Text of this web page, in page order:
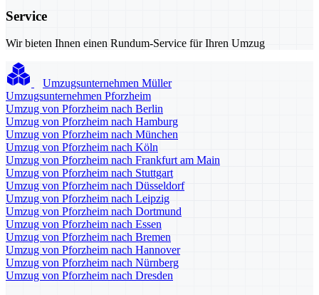
Service
Wir bieten Ihnen einen Rundum-Service für Ihren Umzug
Umzugsunternehmen Müller
Umzugsunternehmen Pforzheim
Umzug von Pforzheim nach Berlin
Umzug von Pforzheim nach Hamburg
Umzug von Pforzheim nach München
Umzug von Pforzheim nach Köln
Umzug von Pforzheim nach Frankfurt am Main
Umzug von Pforzheim nach Stuttgart
Umzug von Pforzheim nach Düsseldorf
Umzug von Pforzheim nach Leipzig
Umzug von Pforzheim nach Dortmund
Umzug von Pforzheim nach Essen
Umzug von Pforzheim nach Bremen
Umzug von Pforzheim nach Hannover
Umzug von Pforzheim nach Nürnberg
Umzug von Pforzheim nach Dresden